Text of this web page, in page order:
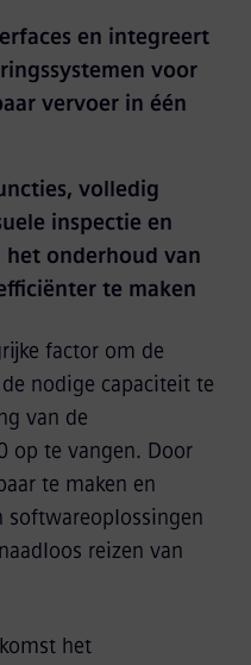
en integreert
voor
vervoer in één
volledig
inspectie en
onderhoud van
te maken
factor om de
nodige capaciteit te
van de
op te vangen. Door
te maken en
softwareoplossingen
reizen van
het